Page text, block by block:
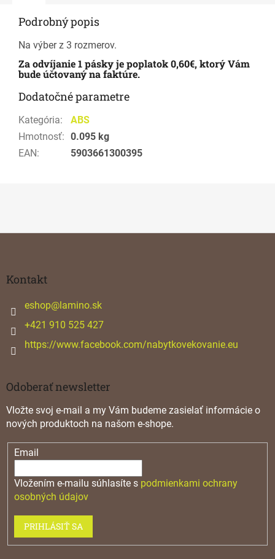
Podrobný popis
Na výber z 3 rozmerov.
Za odvíjanie 1 pásky je poplatok 0,60€, ktorý Vám
bude účtovaný na faktúre.
Dodatočné parametre
Kategória:
ABS
Hmotnosť: 0.095 kg
EAN: 5903661300395
Kontakt
eshop@lamino.sk
+421 910 525 427
https://www.facebook.com/nabytkovekovanie.eu
Odoberať newsletter
Vložte svoj e-mail a my Vám budeme zasielať informácie o
nových produktoch na našom e-shope.
Email
Vložením e-mailu súhlasíte s podmienkami ochrany
osobných údajov
PRIHLÁSIŤ SA